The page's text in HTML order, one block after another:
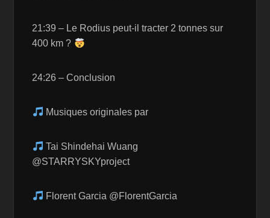
21:39 – Le Rodius peut-il tracter 2 tonnes sur
400 km ?
24:26 – Conclusion
Musiques originales par
Tai Shindehai Wuang
@STARRYSKYproject
Florent Garcia @FlorentGarcia